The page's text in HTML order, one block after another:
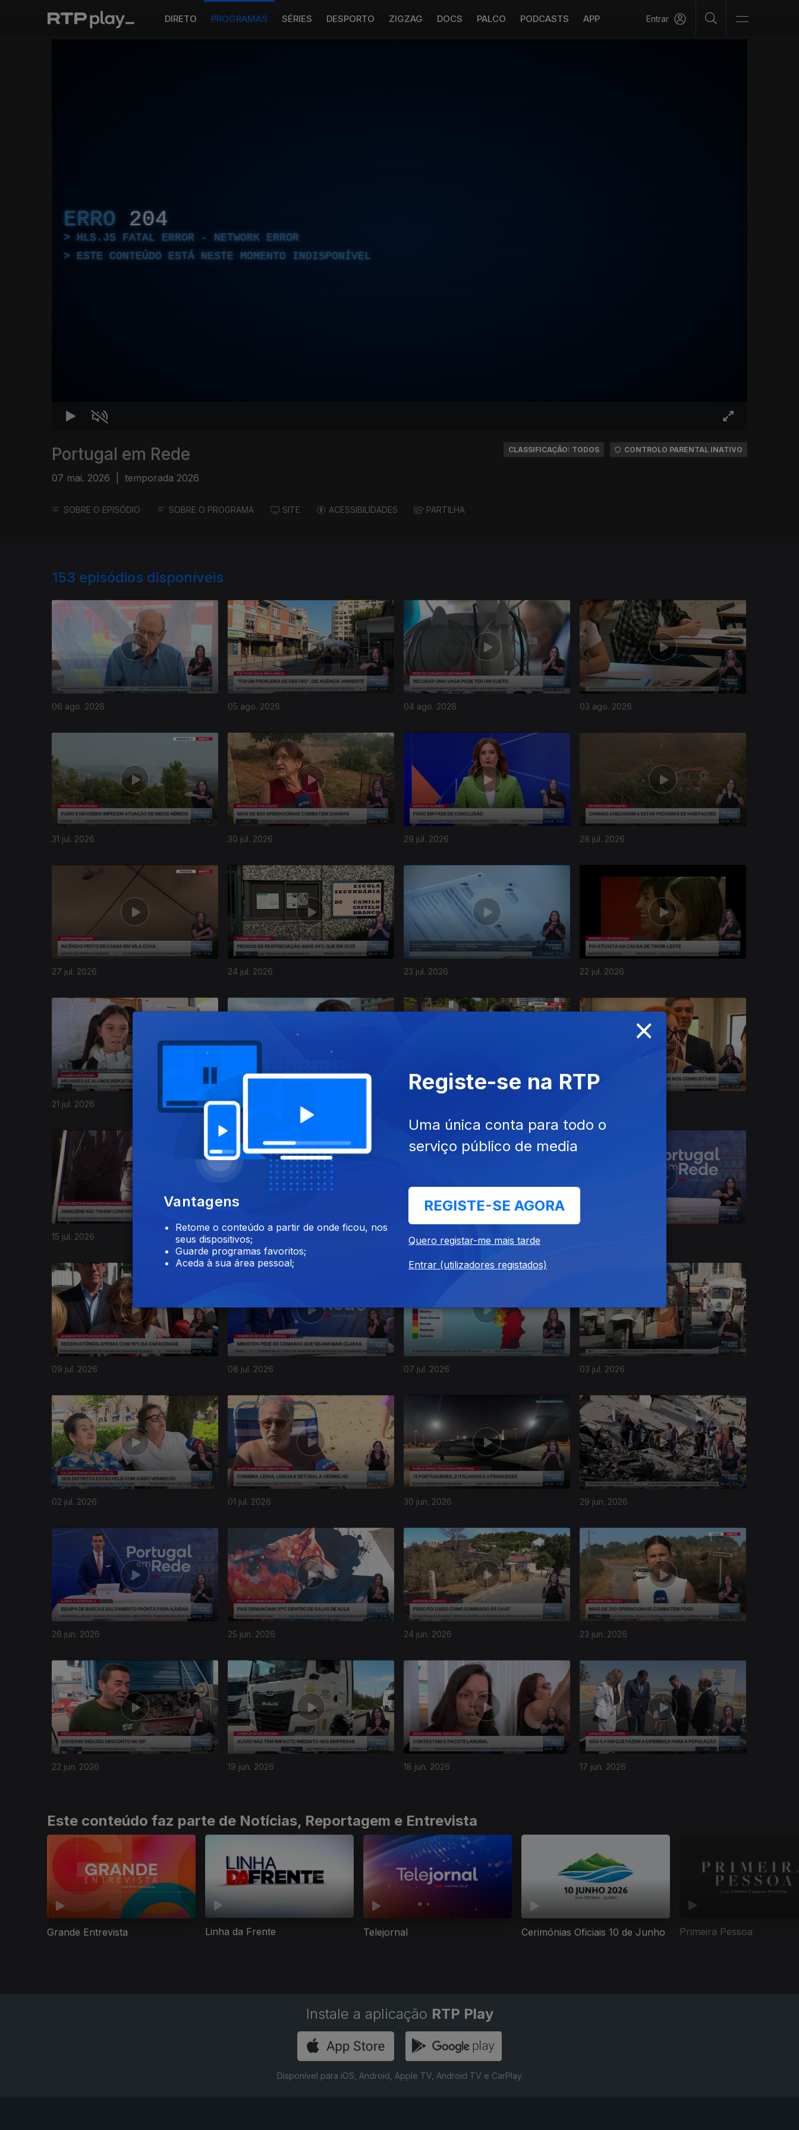
DIRETO PROGRAMAS SÉRIES DESPORTO ZIGZAG DOCS PALCO PODCASTS APP Entrar
ERRO 204
HLS.JS FATAL ERROR - NETWORK ERROR
ESTE CONTEÚDO ESTÁ NESTE MOMENTO INDISPONÍVEL
Portugal em Rede
07 mai. 2026 temporada 2026
CLASSIFICAÇÃO: TODOS CONTROLO PARENTAL INATIVO
SOBRE O EPISÓDIO SOBRE O PROGRAMA SITE ACESSIBILIDADES PARTILHA
153 episódios disponíveis
06 ago. 2026 05 ago. 2026 04 ago. 2026 03 ago. 2026
31 jul. 2026 30 jul. 2026 29 jul. 2026 28 jul. 2026
27 jul. 2026 24 jul. 2026 23 jul. 2026 22 jul. 2026
21 jul. 2026 20 jul. 2026
15 jul. 2026 14 jul. 2026 13 jul. 2026
09 jul. 2026 08 jul. 2026 07 jul. 2026 03 jul. 2026
940502
02 jul. 2026 01 jul. 2026 30 jun. 2026 29 jun. 2026
26 jun. 2026 25 jun. 2026 24 jun. 2026 23 jun. 2026
22 jun. 2026 19 jun. 2026 18 jun. 2026 17 jun. 2026
936821
Este conteúdo faz parte de Notícias, Reportagem e Entrevista
Grande Entrevista Linha da Frente Telejornal Cerimónias Oficiais 10 de Junho Primeira Pessoa
Instale a aplicação RTP Play
Disponível para iOS, Android, Apple TV, Android TV e CarPlay
×
Vantagens
Retome o conteúdo a partir de onde ficou, nos
seus dispositivos;
Guarde programas favoritos;
Aceda à sua área pessoal;
Registe-se na RTP
Uma única conta para todo o
serviço público de media
REGISTE-SE AGORA
Quero registar-me mais tarde
Entrar (utilizadores registados)